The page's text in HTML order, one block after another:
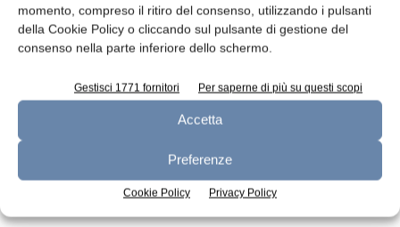
momento, compreso il ritiro del consenso, utilizzando i pulsanti
della Cookie Policy o cliccando sul pulsante di gestione del
consenso nella parte inferiore dello schermo.
Gestisci 1771 fornitori Per saperne di più su questi scopi
Accetta
Preferenze
Cookie Policy Privacy Policy
n.7 - Luglio 2026 n.6 - Giugno 2026